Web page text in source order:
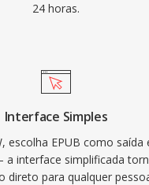
24 horas.
Interface Simples
escolha EPUB como saída
interface simplificada
direto para qualquer